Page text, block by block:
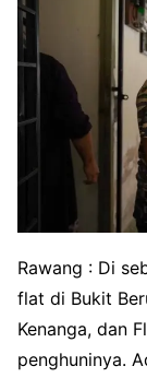
Rawang : Di
flat di Bukit
Kenanga, dan
penghuninya.